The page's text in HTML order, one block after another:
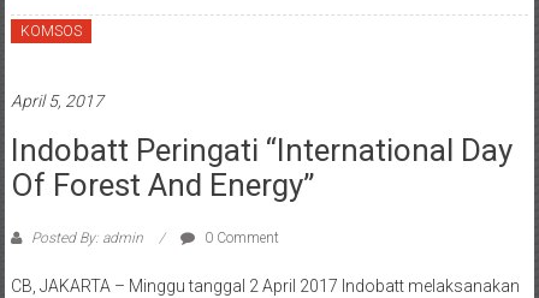
KOMSOS
April 5, 2017
Indobatt Peringati “International Day
Of Forest And Energy”
Posted By: admin 0 Comment
CB, JAKARTA – Minggu tanggal 2 April 2017 Indobatt melaksanakan